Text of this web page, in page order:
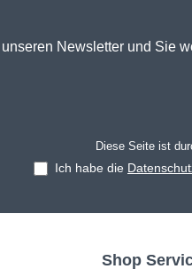
Newsletter und Sie
Diese Seite ist
Ich habe die
Shop